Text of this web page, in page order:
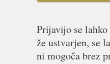
Prijavijo se
že ustvarjen, se
ni mogoča brez